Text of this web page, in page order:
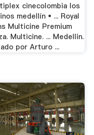
cinecolombia los
medellín • ... Royal
Multicine Premium
Multicine. ... Medellin.
por Arturo ...